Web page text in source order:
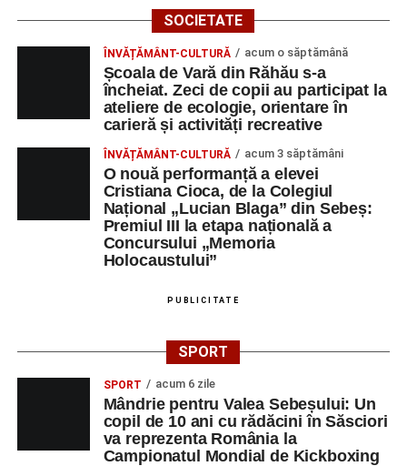
SOCIETATE
ÎNVĂȚĂMÂNT-CULTURĂ acum o săptămână
Școala de Vară din Răhău s-a
încheiat. Zeci de copii au participat la
ateliere de ecologie, orientare în
carieră și activități recreative
ÎNVĂȚĂMÂNT-CULTURĂ acum 3 săptămâni
O nouă performanță a elevei
Cristiana Cioca, de la Colegiul
Național „Lucian Blaga” din Sebeș:
Premiul III la etapa națională a
Concursului „Memoria
Holocaustului”
PUBLICITATE
SPORT
SPORT acum 6 zile
Mândrie pentru Valea Sebeșului: Un
copil de 10 ani cu rădăcini în Săsciori
va reprezenta România la
Campionatul Mondial de Kickboxing